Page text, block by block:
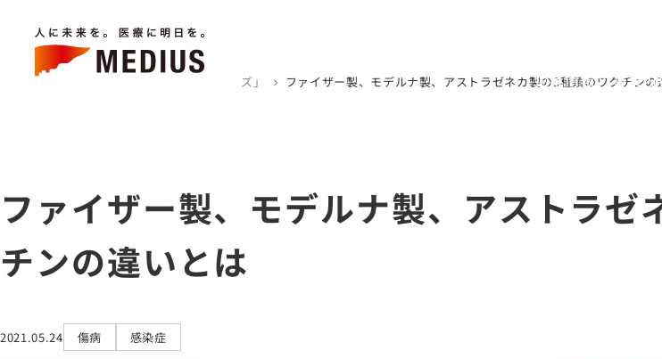
キーワードから検索
事業内容
お知らせ
医療トピックス
医療関係者の皆様へ
お問い合わせ
企業情報 事業内
ホーム 医療トピックス「アソース タイムズ」 chevron_right ファイザー製、モデルナ製、アストラゼネカ製の3種類のワクチンの
ファイザー製、モデルナ製、アストラゼ
チンの違いとは
2021.05.24 傷病 感染症